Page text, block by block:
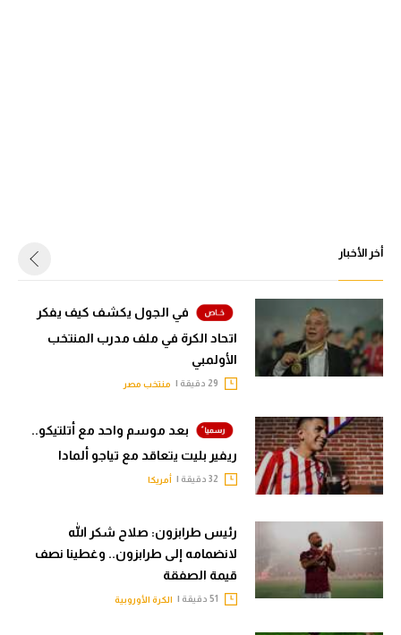
أخر الأخبار
في الجول يكشف كيف يفكر
اتحاد الكرة في ملف مدرب المنتخب
الأولمبي
منتخب مصر
بعد موسم واحد مع أتلتيكو..
ريفير بليت يتعاقد مع تياجو ألمادا
أمريكا
رئيس طرابزون: صلاح شكر الله
لانضمامه إلى طرابزون.. وغطينا نصف
قيمة الصفقة
الكرة الأوروبية